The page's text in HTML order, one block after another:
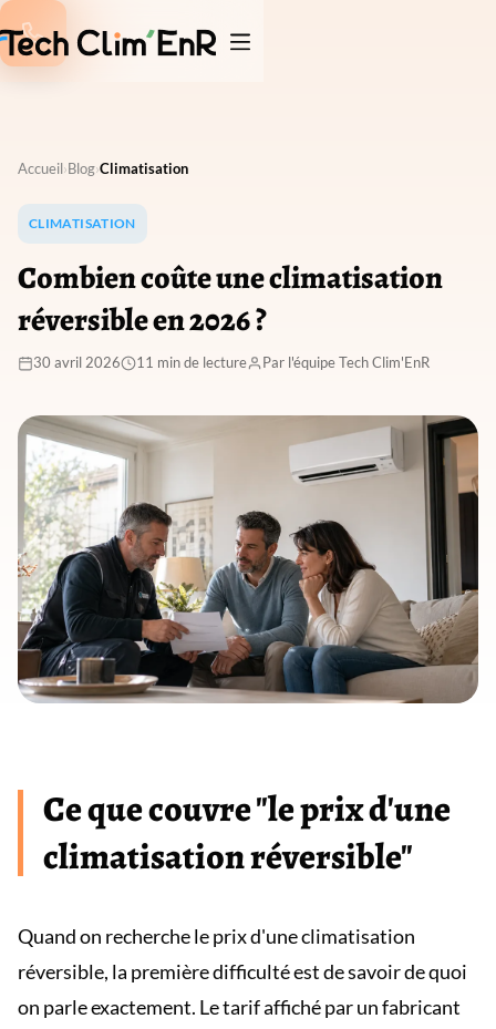
Accueil›Blog›Climatisation
CLIMATISATION
Combien coûte une climatisation
réversible en 2026 ?
30 avril 2026 11 min de lecture Par l'équipe Tech Clim'EnR
Ce que couvre "le prix d'une
climatisation réversible"
Quand on recherche le prix d'une climatisation
réversible, la première difficulté est de savoir de quoi
on parle exactement. Le tarif affiché par un fabricant
